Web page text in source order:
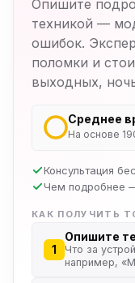
Опишите
техникой —
ошибок.
поломки и
выходных,
Среднее
На основе
Консультация
Чем подробнее
КАК ПОЛУЧИТЬ
1
Опишите
Что за
например,